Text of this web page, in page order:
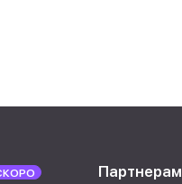
Партнерам